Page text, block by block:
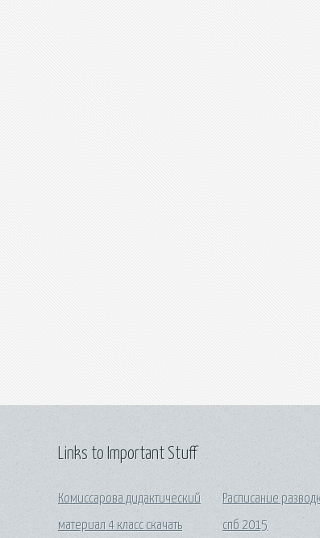
Links to Important Stuff
Комиссарова дидактический
материал 4 класс скачать
Расписание
спб 2015